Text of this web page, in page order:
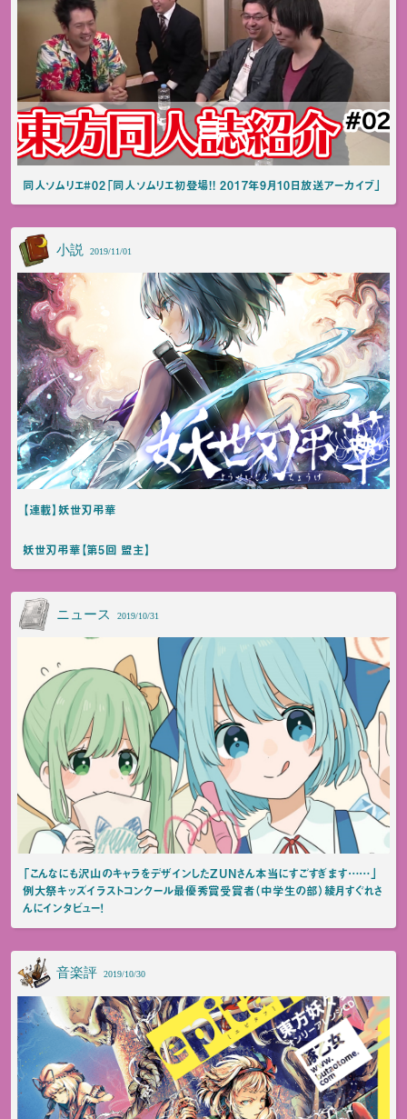
同人ソムリエ#02「同人ソムリエ初登場!! 2017年9月10日放送アーカイブ」
小説 2019/11/01
【連載】妖世刃弔華
妖世刃弔華【第5回 盟主】
ニュース 2019/10/31
「こんなにも沢山のキャラをデザインしたZUNさん本当にすごすぎます……」
例大祭キッズイラストコンクール最優秀賞受賞者（中学生の部）綾月すぐれさ
んにインタビュー！
音楽評 2019/10/30